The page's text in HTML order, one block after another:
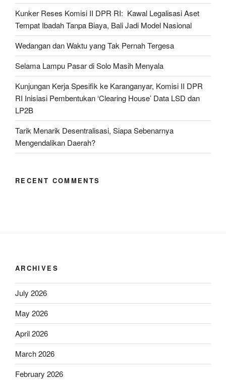
Agama”
Kunker Reses Komisi II DPR RI: Kawal Legalisasi Aset
Tempat Ibadah Tanpa Biaya, Bali Jadi Model Nasional
Wedangan dan Waktu yang Tak Pernah Tergesa
Selama Lampu Pasar di Solo Masih Menyala
Kunjungan Kerja Spesifik ke Karanganyar, Komisi II DPR
RI Inisiasi Pembentukan ‘Clearing House’ Data LSD dan
LP2B
Tarik Menarik Desentralisasi, Siapa Sebenarnya
Mengendalikan Daerah?
RECENT COMMENTS
ARCHIVES
July 2026
May 2026
April 2026
March 2026
February 2026